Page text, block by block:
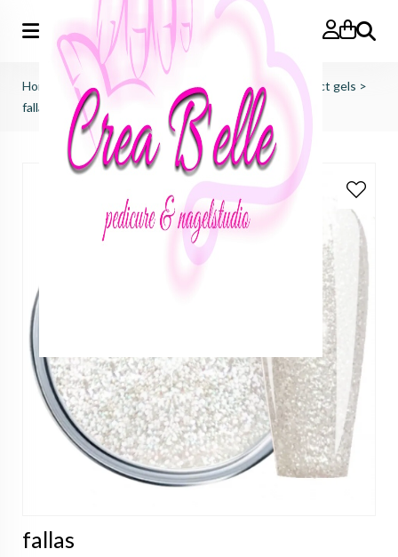
Zoeken
Home just nails (importeur benelux) colorgels effect gels >
fallas
fallas